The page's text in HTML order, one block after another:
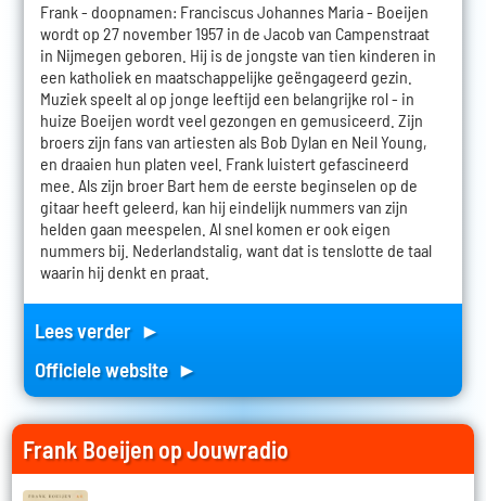
Frank - doopnamen: Franciscus Johannes Maria - Boeijen
wordt op 27 november 1957 in de Jacob van Campenstraat
in Nijmegen geboren. Hij is de jongste van tien kinderen in
een katholiek en maatschappelijke geëngageerd gezin.
Muziek speelt al op jonge leeftijd een belangrijke rol - in
huize Boeijen wordt veel gezongen en gemusiceerd. Zijn
broers zijn fans van artiesten als Bob Dylan en Neil Young,
en draaien hun platen veel. Frank luistert gefascineerd
mee. Als zijn broer Bart hem de eerste beginselen op de
gitaar heeft geleerd, kan hij eindelijk nummers van zijn
helden gaan meespelen. Al snel komen er ook eigen
nummers bij. Nederlandstalig, want dat is tenslotte de taal
waarin hij denkt en praat.
Lees verder ►
Officiele website ►
Frank Boeijen op Jouwradio